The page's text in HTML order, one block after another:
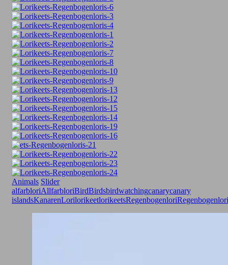
Animals Slider
alfarbloriAllfarbloriBirdBirdsbirdwatchingcanarycanary
islandsKanarenLorilorikeetlorikeetsRegenbogenlori